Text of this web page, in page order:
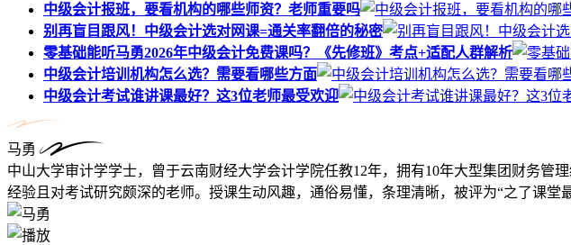
中级会计报班，要看机构的哪些师资？老师重要吗
别再盲目跟风！中级会计选对网课=通关率翻倍的秘密
零基础能听马勇2026年中级会计免费课吗？《先修班》考点+适配人群解析
中级会计培训机构怎么选？需要看哪些方面
中级会计考试谁讲课最好？这3位老师最受欢迎
马勇
中山大学审计学学士，曾于云南财经大学会计学院任教12年，拥有10年大型集团财务
经验且对考试研究颇深的老师。授课生动风趣，通俗易懂，条理清晰，被评为“之了课堂